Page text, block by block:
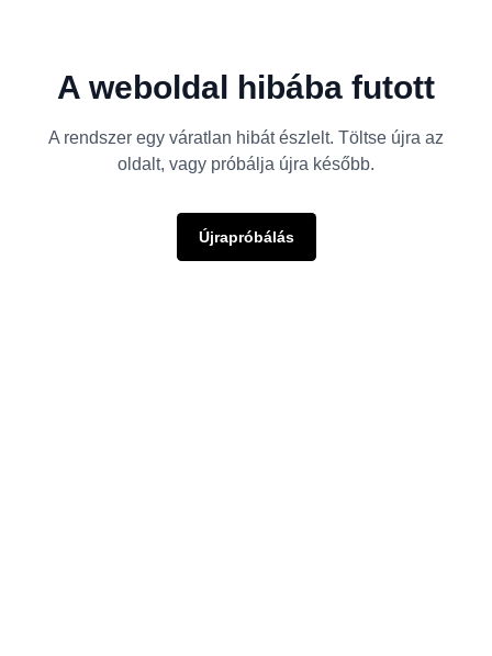
A weboldal hibába futott
A rendszer egy váratlan hibát észlelt. Töltse újra az
oldalt, vagy próbálja újra később.
Újrapróbálás